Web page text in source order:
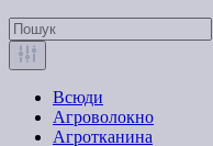
Всюди
Агроволокно
Агротканина